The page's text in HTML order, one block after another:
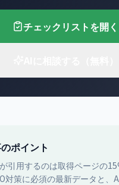
チェックリストを開く
ポイント
引用するのは取得ページの
対策に必須の最新データと、